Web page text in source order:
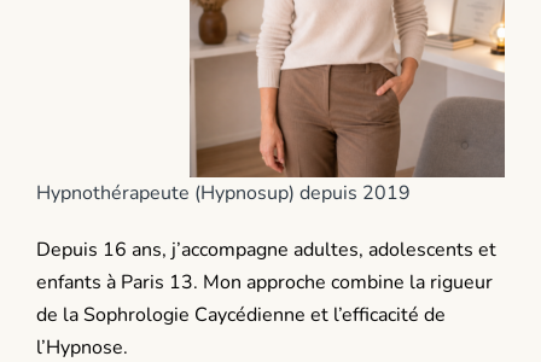
Hypnothérapeute (Hypnosup) depuis 2019
Depuis 16 ans, j’accompagne adultes, adolescents et
enfants à Paris 13. Mon approche combine la rigueur
de la Sophrologie Caycédienne et l’efficacité de
l’Hypnose.